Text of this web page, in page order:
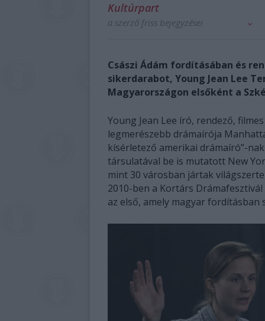
Kultúrpart
a szerző friss bejegyzései
Császi Ádám fordításában és
sikerdarabot, Young Jean Lee
Magyarországon elsőként a
Young Jean Lee író, rendező,
legmerészebb drámaírója
kísérletező amerikai drámaíró”-
társulatával be is mutatott New
mint 30 városban jártak
2010-ben a Kortárs
az első, amely magyar fordításban